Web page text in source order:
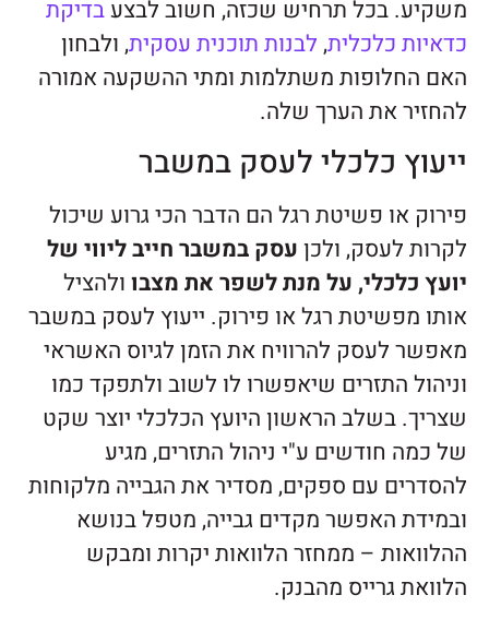
משקיע. בכל תרחיש שכזה, חשוב לבצעבדיקת
כדאיות כלכלית,לבנות תוכנית עסקית, ולבחון
האם החלופות משתלמות ומתי ההשקעה אמורה
להחזיר את הערך שלה.
ייעוץ כלכלי לעסק במשבר
פירוק או פשיטת רגל הם הדבר הכי גרוע שיכול
לקרות לעסק, ולכןעסק במשבר חייב ליווי של
יועץ כלכלי, על מנת לשפר את מצבוולהציל
אותו מפשיטת רגל או פירוק. ייעוץ לעסק במשבר
מאפשר לעסק להרוויח את הזמן לגיוס האשראי
וניהול התזרים שיאפשרו לו לשוב ולתפקד כמו
שצריך. בשלב הראשון היועץ הכלכלי יוצר שקט
של כמה חודשים ע"י ניהול התזרים, מגיע
להסדרים עם ספקים, מסדיר את הגבייה מלקוחות
ובמידת האפשר מקדים גבייה, מטפל בנושא
ההלוואות – ממחזר הלוואות יקרות ומבקש
הלוואת גרייס מהבנק.